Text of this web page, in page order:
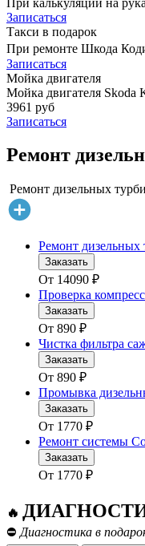
Записаться
Такси в подарок
При ремонте Шкода
Записаться
Мойка двигателя
Мойка двигателя Skoda
3961 руб
Записаться
Ремонт
Ремонт дизельных
Ремонт дизельных
Заказать
От 14090 ₽
Проверка
Заказать
От 890 ₽
Чистка фильтра
Заказать
От 890 ₽
Промывка
Заказать
От 1770 ₽
Ремонт системы
Заказать
От 1770 ₽
🔥
⛔ Диагностика в